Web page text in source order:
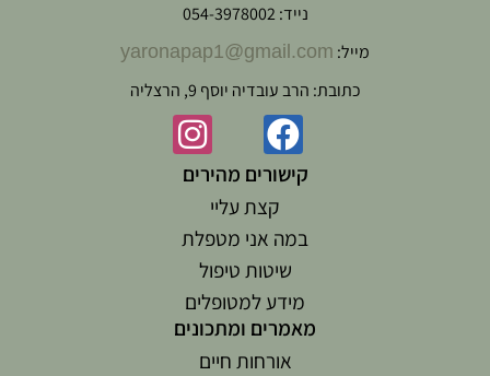
נייד: 054-3978002
מייל: yaronapap1@gmail.com
כתובת: הרב עובדיה יוסף 9, הרצליה
קישורים מהירים
קצת עליי
במה אני מטפלת
שיטות טיפול
מידע למטופלים
מאמרים ומתכונים
אורחות חיים